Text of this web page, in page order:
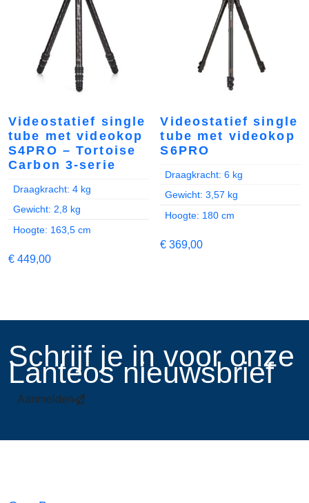
Videostatief single
tube met videokop
S4PRO – Tortoise
Carbon 3-serie
Draagkracht: 4 kg
Gewicht: 2,8 kg
Hoogte: 163,5 cm
€ 449,00
Videostatief single
tube met videokop
S6PRO
Draagkracht: 6 kg
Gewicht: 3,57 kg
Hoogte: 180 cm
€ 369,00
​Schrijf je in voor onze
Lanteos nieuwsbrief
Aanmelden